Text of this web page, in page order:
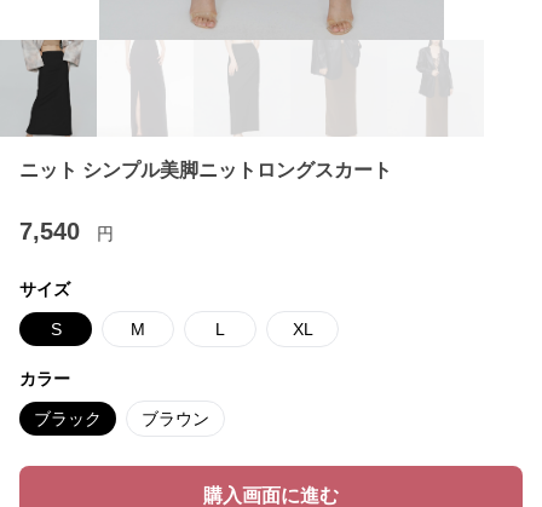
ニット シンプル美脚ニットロングスカート
7,540 円
サイズ
S M L XL
カラー
ブラック ブラウン
購入画面に進む